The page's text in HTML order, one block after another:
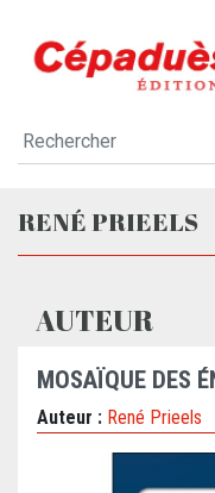
RENÉ PRIEELS
AUTEUR
MOSAÏQUE DES
Auteur : René Prieels